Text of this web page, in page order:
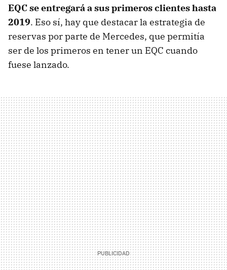
EQC se entregará a sus primeros clientes hasta
2019. Eso sí, hay que destacar la estrategia de
reservas por parte de Mercedes, que permitía
ser de los primeros en tener un EQC cuando
fuese lanzado.